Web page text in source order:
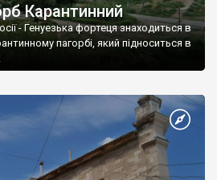
Карантинний
- Генуезька фортеця знаходиться в
пагорбі, який підноситься в